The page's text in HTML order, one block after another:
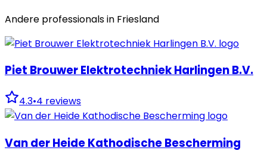
Andere professionals in Friesland
Piet Brouwer Elektrotechniek Harlingen B.V.
4.3•4 reviews
Van der Heide Kathodische Bescherming